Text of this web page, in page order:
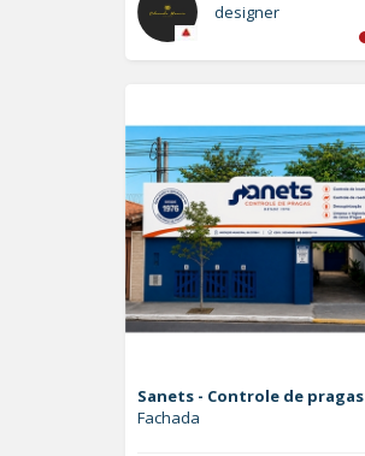
designer
Sanets - Controle de pragas
Fachada